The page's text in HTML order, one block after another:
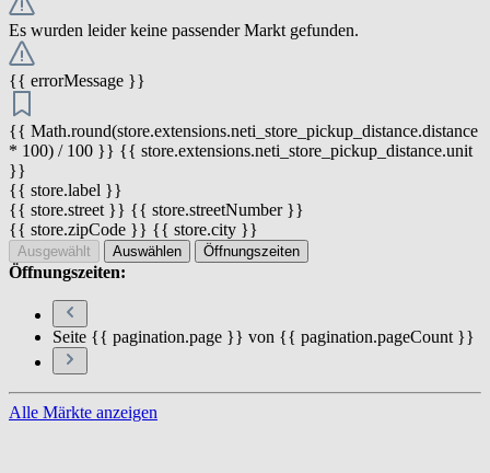
Es wurden leider keine passender Markt gefunden.
{{ errorMessage }}
{{ Math.round(store.extensions.neti_store_pickup_distance.distance
* 100) / 100 }} {{ store.extensions.neti_store_pickup_distance.unit
}}
{{ store.label }}
{{ store.street }} {{ store.streetNumber }}
{{ store.zipCode }} {{ store.city }}
Ausgewählt Auswählen Öffnungszeiten
Öffnungszeiten:
Seite {{ pagination.page }} von {{ pagination.pageCount }}
Alle Märkte anzeigen